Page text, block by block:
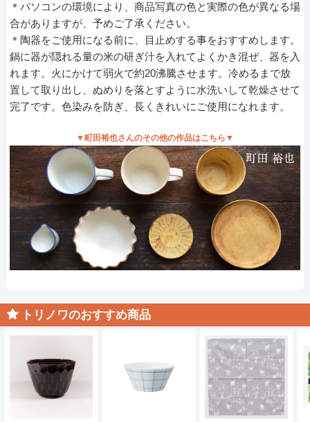
＊パソコンの環境により、商品写真の色と実際の色が異なる場
合がありますが、予めご了承ください。
＊陶器をご使用になる前に、目止めする事をおすすめします。
鍋に器が隠れる量の米の研ぎ汁を入れてよくかき混ぜ、器を入
れます。火にかけて弱火で約20沸騰させます。冷めるまで放
置して取り出し、ぬめりを落とすように水洗いして乾燥させて
完了です。色染みを防ぎ、長くきれいにご使用になれます。
▼町田裕也さんのその他の作品はこちら▼
トリノワのおすすめ商品